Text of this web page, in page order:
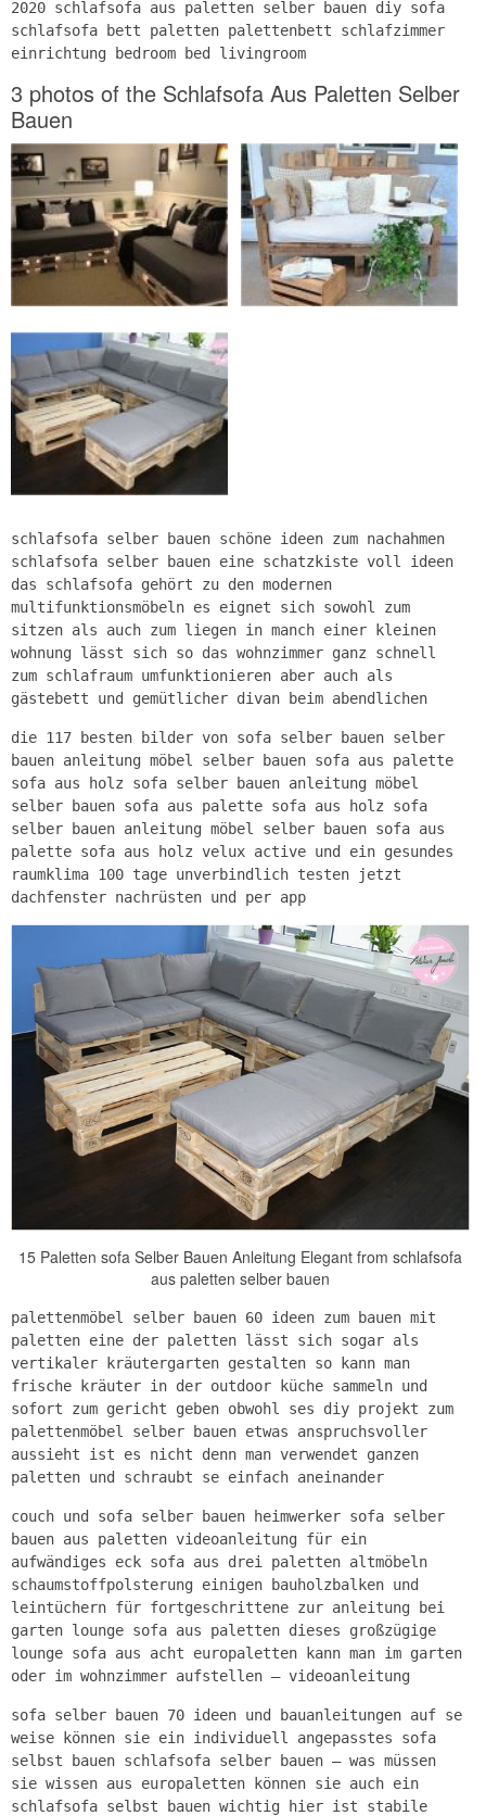
2020 schlafsofa aus paletten selber bauen diy sofa
schlafsofa bett paletten palettenbett schlafzimmer
einrichtung bedroom bed livingroom
3 photos of the Schlafsofa Aus Paletten Selber
Bauen
schlafsofa selber bauen schöne ideen zum nachahmen
schlafsofa selber bauen eine schatzkiste voll ideen
das schlafsofa gehört zu den modernen
multifunktionsmöbeln es eignet sich sowohl zum
sitzen als auch zum liegen in manch einer kleinen
wohnung lässt sich so das wohnzimmer ganz schnell
zum schlafraum umfunktionieren aber auch als
gästebett und gemütlicher divan beim abendlichen
die 117 besten bilder von sofa selber bauen selber
bauen anleitung möbel selber bauen sofa aus palette
sofa aus holz sofa selber bauen anleitung möbel
selber bauen sofa aus palette sofa aus holz sofa
selber bauen anleitung möbel selber bauen sofa aus
palette sofa aus holz velux active und ein gesundes
raumklima 100 tage unverbindlich testen jetzt
dachfenster nachrüsten und per app
15 Paletten sofa Selber Bauen Anleitung Elegant from schlafsofa
aus paletten selber bauen
palettenmöbel selber bauen 60 ideen zum bauen mit
paletten eine der paletten lässt sich sogar als
vertikaler kräutergarten gestalten so kann man
frische kräuter in der outdoor küche sammeln und
sofort zum gericht geben obwohl ses diy projekt zum
palettenmöbel selber bauen etwas anspruchsvoller
aussieht ist es nicht denn man verwendet ganzen
paletten und schraubt se einfach aneinander
couch und sofa selber bauen heimwerker sofa selber
bauen aus paletten videoanleitung für ein
aufwändiges eck sofa aus drei paletten altmöbeln
schaumstoffpolsterung einigen bauholzbalken und
leintüchern für fortgeschrittene zur anleitung bei
garten lounge sofa aus paletten dieses großzügige
lounge sofa aus acht europaletten kann man im garten
oder im wohnzimmer aufstellen – videoanleitung
sofa selber bauen 70 ideen und bauanleitungen auf se
weise können sie ein individuell angepasstes sofa
selbst bauen schlafsofa selber bauen – was müssen
sie wissen aus europaletten können sie auch ein
schlafsofa selbst bauen wichtig hier ist stabile